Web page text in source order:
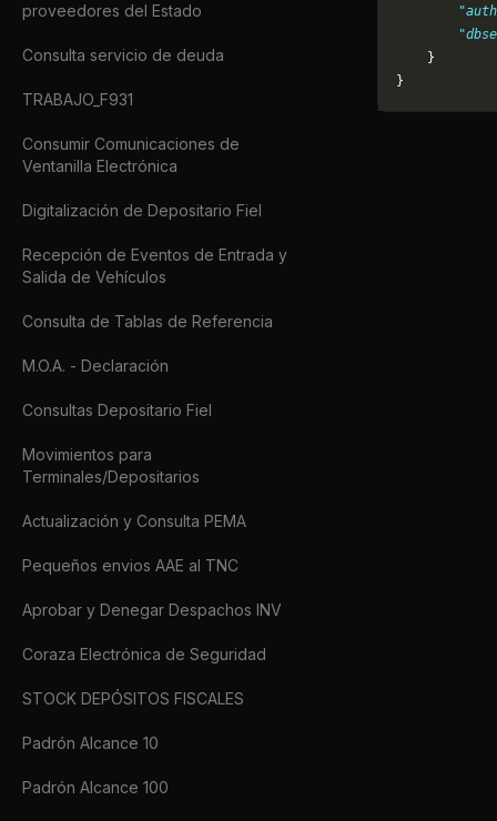
proveedores del Estado
Consulta servicio de deuda
TRABAJO_F931
Consumir Comunicaciones de
Ventanilla Electrónica
Digitalización de Depositario Fiel
Recepción de Eventos de Entrada y
Salida de Vehículos
Consulta de Tablas de Referencia
M.O.A. - Declaración
Consultas Depositario Fiel
Movimientos para
Terminales/Depositarios
Actualización y Consulta PEMA
Pequeños envios AAE al TNC
Aprobar y Denegar Despachos INV
Coraza Electrónica de Seguridad
STOCK DEPÓSITOS FISCALES
Padrón Alcance 10
Padrón Alcance 100
    }
}